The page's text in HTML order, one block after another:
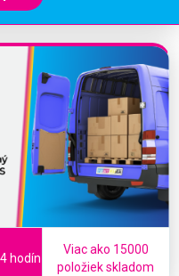
hodín
Viac ako 15000
položiek skladom